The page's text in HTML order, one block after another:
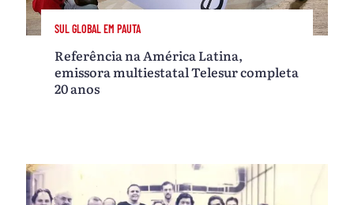
SUL GLOBAL EM PAUTA
Referência na América Latina,
emissora multiestatal Telesur completa
20 anos